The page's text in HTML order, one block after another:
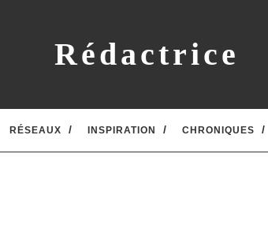
Rédactrice
RÉSEAUX INSPIRATION CHRONIQUES